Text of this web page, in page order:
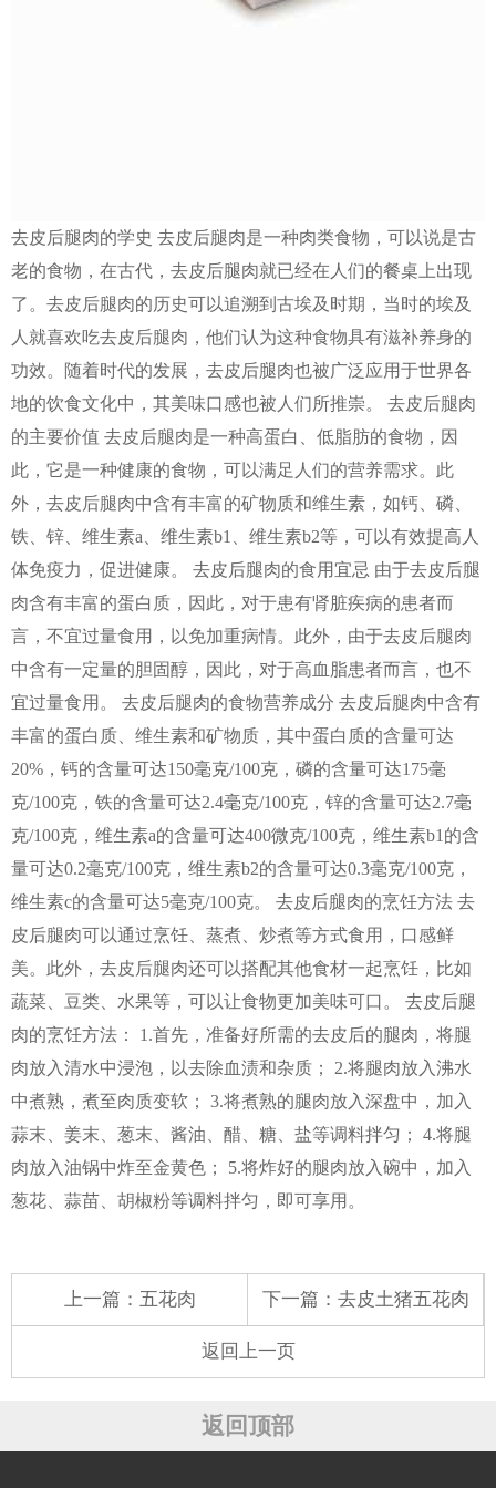
去皮后腿肉的学史 去皮后腿肉是一种肉类食物，可以说是古
老的食物，在古代，去皮后腿肉就已经在人们的餐桌上出现
了。去皮后腿肉的历史可以追溯到古埃及时期，当时的埃及
人就喜欢吃去皮后腿肉，他们认为这种食物具有滋补养身的
功效。随着时代的发展，去皮后腿肉也被广泛应用于世界各
地的饮食文化中，其美味口感也被人们所推崇。 去皮后腿肉
的主要价值 去皮后腿肉是一种高蛋白、低脂肪的食物，因
此，它是一种健康的食物，可以满足人们的营养需求。此
外，去皮后腿肉中含有丰富的矿物质和维生素，如钙、磷、
铁、锌、维生素a、维生素b1、维生素b2等，可以有效提高人
体免疫力，促进健康。 去皮后腿肉的食用宜忌 由于去皮后腿
肉含有丰富的蛋白质，因此，对于患有肾脏疾病的患者而
言，不宜过量食用，以免加重病情。此外，由于去皮后腿肉
中含有一定量的胆固醇，因此，对于高血脂患者而言，也不
宜过量食用。 去皮后腿肉的食物营养成分 去皮后腿肉中含有
丰富的蛋白质、维生素和矿物质，其中蛋白质的含量可达
20%，钙的含量可达150毫克/100克，磷的含量可达175毫
克/100克，铁的含量可达2.4毫克/100克，锌的含量可达2.7毫
克/100克，维生素a的含量可达400微克/100克，维生素b1的含
量可达0.2毫克/100克，维生素b2的含量可达0.3毫克/100克，
维生素c的含量可达5毫克/100克。 去皮后腿肉的烹饪方法 去
皮后腿肉可以通过烹饪、蒸煮、炒煮等方式食用，口感鲜
美。此外，去皮后腿肉还可以搭配其他食材一起烹饪，比如
蔬菜、豆类、水果等，可以让食物更加美味可口。 去皮后腿
肉的烹饪方法： 1.首先，准备好所需的去皮后的腿肉，将腿
肉放入清水中浸泡，以去除血渍和杂质； 2.将腿肉放入沸水
中煮熟，煮至肉质变软； 3.将煮熟的腿肉放入深盘中，加入
蒜末、姜末、葱末、酱油、醋、糖、盐等调料拌匀； 4.将腿
肉放入油锅中炸至金黄色； 5.将炸好的腿肉放入碗中，加入
葱花、蒜苗、胡椒粉等调料拌匀，即可享用。
上一篇： 五花肉 下一篇： 去皮土猪五花肉
返回上一页
返回顶部